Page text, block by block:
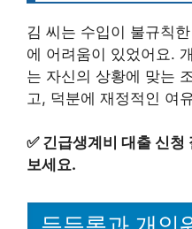
김 씨는 수입이 불규칙
에 어려움이 있었어요.
는 자신의 상황에 맞는
고, 덕분에 재정적인 여
✅ 긴급생계비 대출 신청
보세요.